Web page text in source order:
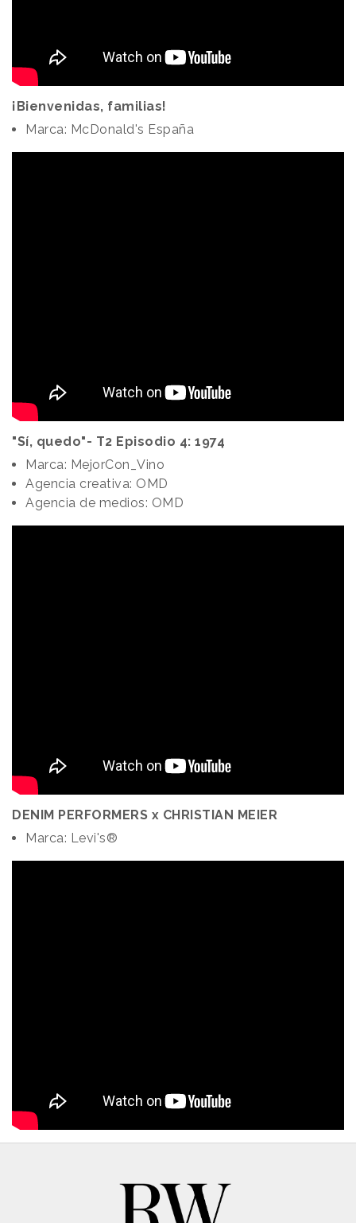
¡Bienvenidas, familias!
Marca: McDonald's España
"Sí, quedo"- T2 Episodio 4: 1974
Marca: MejorCon_Vino
Agencia creativa: OMD
Agencia de medios: OMD
DENIM PERFORMERS x CHRISTIAN MEIER
Marca: Levi's®